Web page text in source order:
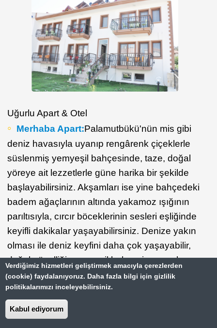
Uğurlu Apart & Otel
Merhaba Apart:Palamutbükü'nün mis gibi
deniz havasıyla uyanıp rengârenk çiçeklerle
süslenmiş yemyeşil bahçesinde, taze, doğal
yöreye ait lezzetlerle güne harika bir şekilde
başlayabilirsiniz. Akşamları ise yine bahçedeki
badem ağaçlarının altında yakamoz ışığının
parıltısıyla, cırcır böceklerinin sesleri eşliğinde
keyifli dakikalar yaşayabilirsiniz. Denize yakın
olması ile deniz keyfini daha çok yaşayabilir,
doğal güzelliği, yemyeşil bahçesi ve sıcak,
samimi aile ortamı ile evinizde hissedebilirsiniz.
Verdiğimiz hizmetleri geliştirmek amacıyla çerezlerden
(cookie) faydalanıyoruz. Daha fazla bilgi için gizlilik
politikalarımızı inceleyebilirsiniz.
Kabul ediyorum